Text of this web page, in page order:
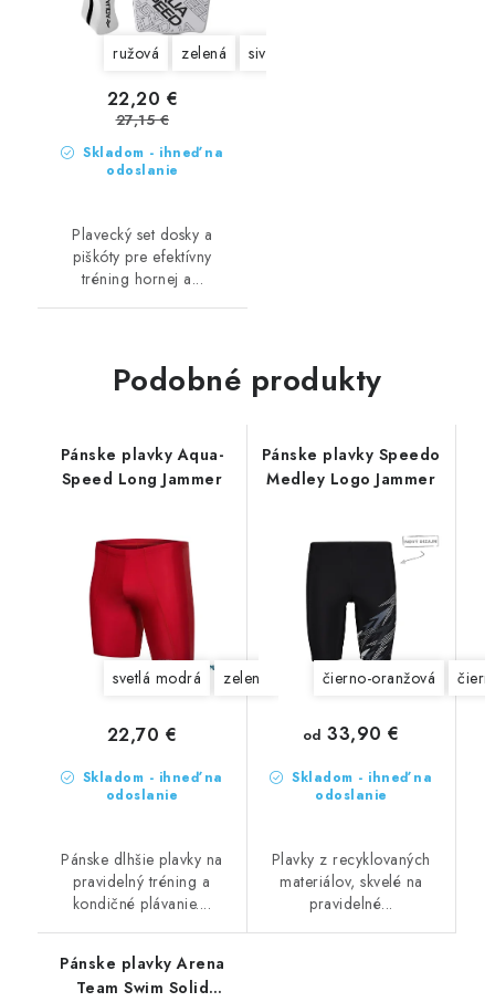
ružová zelená sivá
Skladom - ihneď na
odoslanie
22,20 €
27,15 €
Plavecký set dosky a
piškóty pre efektívny
tréning hornej a...
Podobné produkty
Pánske plavky Aqua-
Speed Long Jammer
svetlá modrá zelené červené bordová
Skladom - ihneď na
odoslanie
22,70 €
Pánske dlhšie plavky na
pravidelný tréning a
kondičné plávanie....
Pánske plavky Speedo
Medley Logo Jammer
čierno-oranžová
Skladom - ihneď na
odoslanie
od 33,90 €
Plavky z recyklovaných
materiálov, skvelé na
pravidelné...
Pánske plavky Arena
Team Swim Solid